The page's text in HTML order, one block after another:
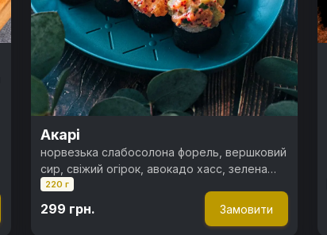
Акарі
норвезька слабосолона форель, вершковий
сир, свіжий огірок, авокадо хасс, зелена
цибуля, ікра тобіко, спайсі соус, норі, рис
220 г
299 грн. Замовити